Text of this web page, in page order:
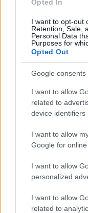
Opted In
I want to opt-out
Retention, Sale,
Personal Data
Purposes for
Opted Out
Google consents
I want to allow
related to
device identifiers
I want to allow
Google for
I want to allow
personalized
I want to allow
related to